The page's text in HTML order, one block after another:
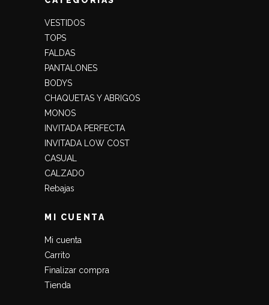
VESTIDOS
TOPS
FALDAS
PANTALONES
BODYS
CHAQUETAS Y ABRIGOS
MONOS
INVITADA PERFECTA
INVITADA LOW COST
CASUAL
CALZADO
Rebajas
MI CUENTA
Mi cuenta
Carrito
Finalizar compra
Tienda